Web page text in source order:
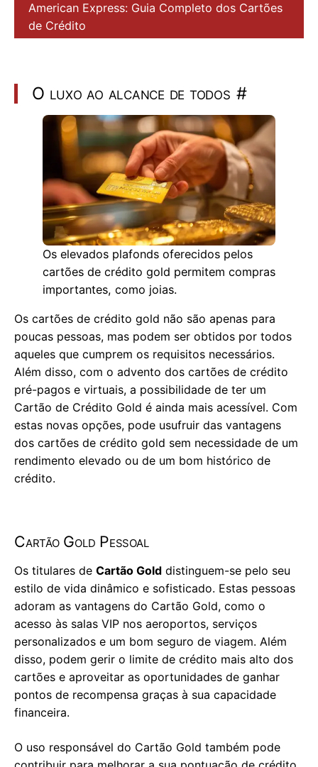
American Express: Guia Completo dos Cartões
de Crédito
O luxo ao alcance de todos #
Os elevados plafonds oferecidos pelos
cartões de crédito gold permitem compras
importantes, como joias.
Os cartões de crédito gold não são apenas para
poucas pessoas, mas podem ser obtidos por todos
aqueles que cumprem os requisitos necessários.
Além disso, com o advento dos cartões de crédito
pré-pagos e virtuais, a possibilidade de ter um
Cartão de Crédito Gold é ainda mais acessível. Com
estas novas opções, pode usufruir das vantagens
dos cartões de crédito gold sem necessidade de um
rendimento elevado ou de um bom histórico de
crédito.
Cartão Gold Pessoal
Os titulares de Cartão Gold distinguem-se pelo seu
estilo de vida dinâmico e sofisticado. Estas pessoas
adoram as vantagens do Cartão Gold, como o
acesso às salas VIP nos aeroportos, serviços
personalizados e um bom seguro de viagem. Além
disso, podem gerir o limite de crédito mais alto dos
cartões e aproveitar as oportunidades de ganhar
pontos de recompensa graças à sua capacidade
financeira.
O uso responsável do Cartão Gold também pode